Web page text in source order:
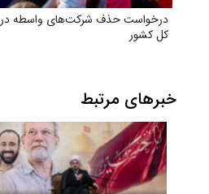
درخواست حذف شرکت‌های واسطه در
کل کشور
خبرهای مرتبط